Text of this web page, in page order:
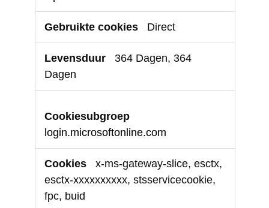
Direct
364 Dagen, 364
Dagen
login.microsoftonline.com
x-ms-gateway-slice, esctx,
esctx-xxxxxxxxxx, stsservicecookie,
fpc, buid